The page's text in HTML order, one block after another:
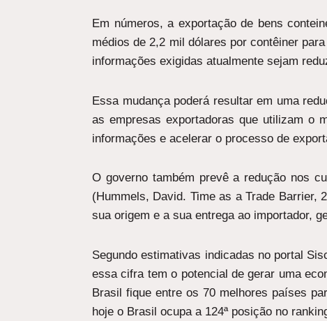
Em números, a exportação de bens
médios de 2,2 mil dólares por contêiner
informações exigidas atualmente sejam
Essa mudança poderá resultar em uma
as empresas exportadoras que utilizam o
informações e acelerar o processo de
O governo também prevê a redução nos
(Hummels, David. Time as a Trade Barrier,
sua origem e a sua entrega ao importador,
Segundo estimativas indicadas no portal
essa cifra tem o potencial de gerar uma
Brasil fique entre os 70 melhores países
hoje o Brasil ocupa a 124ª posição no